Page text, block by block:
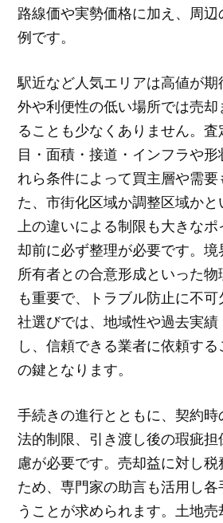
路線価や実勢価格に加え、周
例です。
駅近など人気エリアは高値が
外や利便性の低い場所では売
ることも少なくありません。
目・面積・接道・インフラや
れら条件によって買主層や需要
た、市街化区域か調整区域か
上の違いによる制限も大きな
却前に必ず整理が必要です。
所有者との合意形成といった
も重要で、トラブル防止に不
社選びでは、地域性や過去実
し、信頼できる業者に依頼す
の鍵となります。
手続きの進行とともに、契約
法的制限、引き渡し後の瑕疵
慮が必要です。売却益に対し
ため、専門家の助言も活用し
うことが求められます。土地